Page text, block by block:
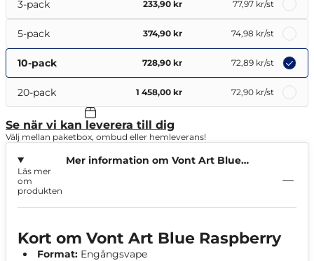
3-pack 233,90 kr 77,97 kr/st
5-pack 374,90 kr 74,98 kr/st
10-pack 728,90 kr 72,89 kr/st
20-pack 1 458,00 kr 72,90 kr/st
Se när vi kan leverera till dig
Välj mellan paketbox, ombud eller hemleverans!
Mer information om Vont Art Blue
Läs mer
om
produkten
Kort om Vont Art Blue Raspberry
Format: Engångsvape